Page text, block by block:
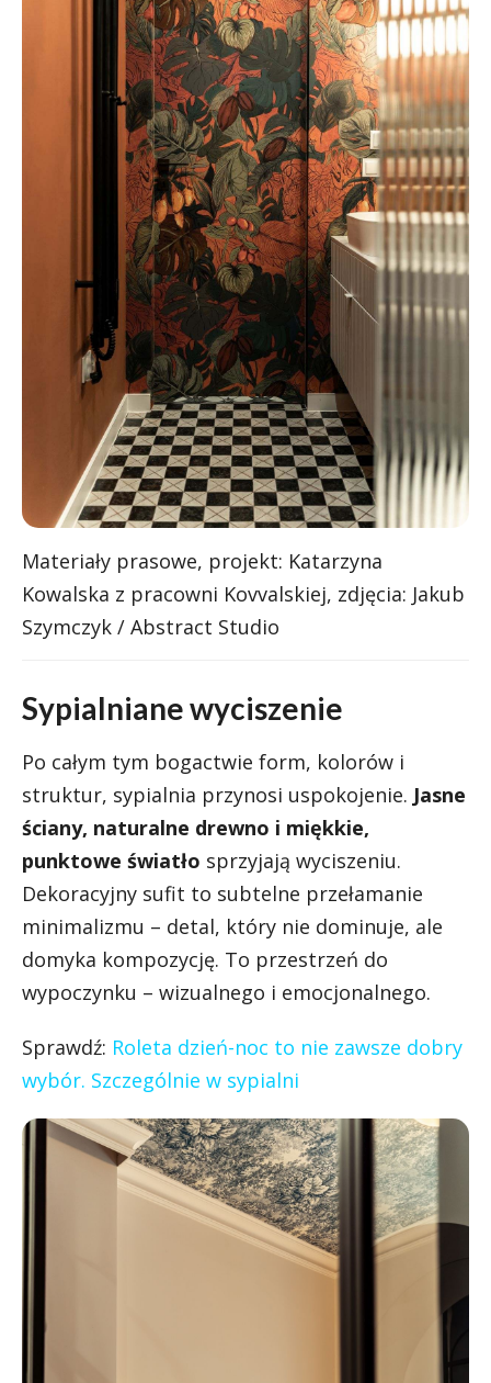
Materiały prasowe, projekt: Katarzyna
Kowalska z pracowni Kovvalskiej, zdjęcia: Jakub
Szymczyk / Abstract Studio
Sypialniane wyciszenie
Po całym tym bogactwie form, kolorów i
struktur, sypialnia przynosi uspokojenie. Jasne
ściany, naturalne drewno i miękkie,
punktowe światło sprzyjają wyciszeniu.
Dekoracyjny sufit to subtelne przełamanie
minimalizmu – detal, który nie dominuje, ale
domyka kompozycję. To przestrzeń do
wypoczynku – wizualnego i emocjonalnego.
Sprawdź: Roleta dzień-noc to nie zawsze dobry
wybór. Szczególnie w sypialni